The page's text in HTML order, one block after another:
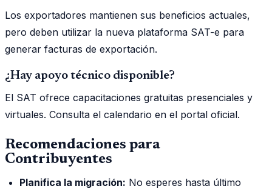
Los exportadores mantienen sus beneficios actuales,
pero deben utilizar la nueva plataforma SAT-e para
generar facturas de exportación.
¿Hay apoyo técnico disponible?
El SAT ofrece capacitaciones gratuitas presenciales y
virtuales. Consulta el calendario en el portal oficial.
Recomendaciones para
Contribuyentes
Planifica la migración: No esperes hasta último